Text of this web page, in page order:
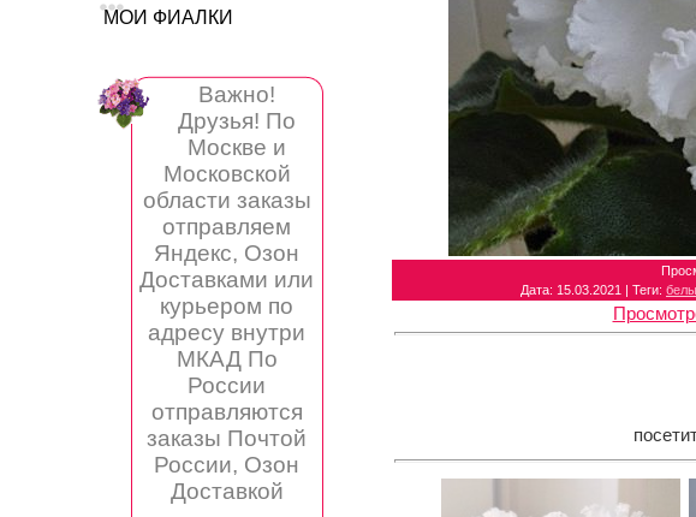
МОИ ФИАЛКИ
Важно!
Друзья! По
Москве и
Московской
области заказы
отправляем
Яндекс, Озон
Доставками или
курьером по
адресу внутри
МКАД По
России
отправляются
заказы Почтой
России, Озон
Доставкой
Дата: 15.03.2021 | Теги: